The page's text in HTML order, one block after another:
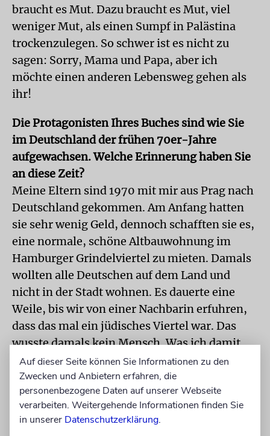
braucht es Mut. Dazu braucht es Mut, viel
weniger Mut, als einen Sumpf in Palästina
trockenzulegen. So schwer ist es nicht zu
sagen: Sorry, Mama und Papa, aber ich
möchte einen anderen Lebensweg gehen als
ihr!
Die Protagonisten Ihres Buches sind wie Sie
im Deutschland der frühen 70er-Jahre
aufgewachsen. Welche Erinnerung haben Sie
an diese Zeit?
Meine Eltern sind 1970 mit mir aus Prag nach
Deutschland gekommen. Am Anfang hatten
sie sehr wenig Geld, dennoch schafften sie es,
eine normale, schöne Altbauwohnung im
Hamburger Grindelviertel zu mieten. Damals
wollten alle Deutschen auf dem Land und
nicht in der Stadt wohnen. Es dauerte eine
Weile, bis wir von einer Nachbarin erfuhren,
dass das mal ein jüdisches Viertel war. Das
wusste damals kein Mensch. Was ich damit
sagen will: Nicht nur Juden waren zu der Zeit
ausgelöscht in Deutschland, sondern auch
ihre Geschichte.
Haben Sie Antisemitismus erlebt?
Auf dieser Seite können Sie Informationen zu den
Zwecken und Anbietern erfahren, die
personenbezogene Daten auf unserer Webseite
verarbeiten. Weitergehende Informationen finden Sie
in unserer Datenschutzerklärung.